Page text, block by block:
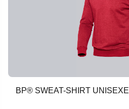
BP® SWEAT-SHIRT UNISEXE